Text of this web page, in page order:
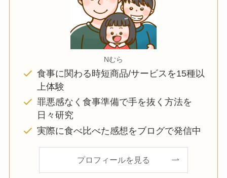
Nむら
食事に関わる時短商品/サービスを15種以
上体験
罪悪感なく食事準備で手を抜く方法を
日々研究
実際に食べ比べた感想をブログで発信中
プロフィールを見る